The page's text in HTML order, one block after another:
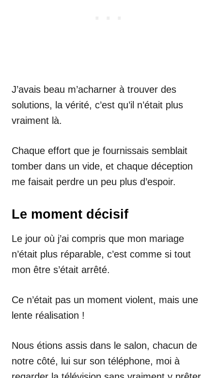
J’avais beau m’acharner à trouver des
solutions, la vérité, c’est qu’il n’était plus
vraiment là.
Chaque effort que je fournissais semblait
tomber dans un vide, et chaque déception
me faisait perdre un peu plus d’espoir.
Le moment décisif
Le jour où j’ai compris que mon mariage
n’était plus réparable, c’est comme si tout
mon être s’était arrêté.
Ce n’était pas un moment violent, mais une
lente réalisation !
Nous étions assis dans le salon, chacun de
notre côté, lui sur son téléphone, moi à